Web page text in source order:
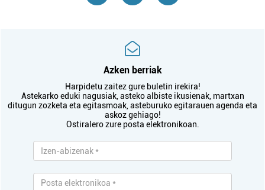
Azken berriak
Harpidetu zaitez gure buletin irekira!
Astekarko eduki nagusiak, asteko albiste ikusienak, martxan
ditugun zozketa eta egitasmoak, asteburuko egitarauen agenda eta
askoz gehiago!
Ostiralero zure posta elektronikoan.